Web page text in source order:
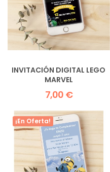
INVITACIÓN DIGITAL LEGO
MARVEL
7,00 €
¡En Oferta!